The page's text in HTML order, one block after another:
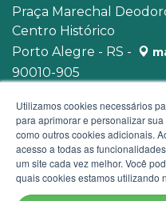
Praça Marechal
Centro Histórico
Porto Alegre - RS -
90010-905
Utilizamos cookies necessários
para aprimorar e personalizar
como outros cookies adicionais.
acesso a todas as
um site cada vez melhor. Você
quais cookies estamos utilizando